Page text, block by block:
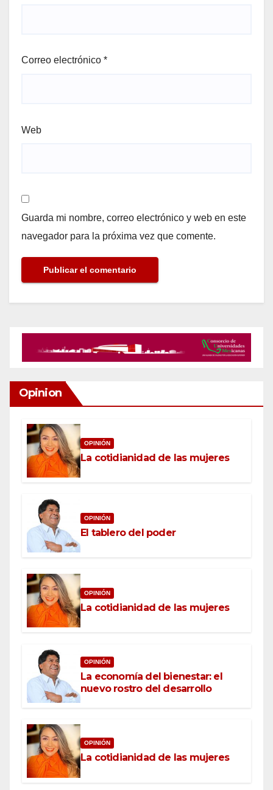
Correo electrónico *
Web
Guarda mi nombre, correo electrónico y web en este
navegador para la próxima vez que comente.
Opinion
OPINIÓN
La cotidianidad de las mujeres
OPINIÓN
El tablero del poder
OPINIÓN
La cotidianidad de las mujeres
OPINIÓN
La economía del bienestar: el
nuevo rostro del desarrollo
OPINIÓN
La cotidianidad de las mujeres